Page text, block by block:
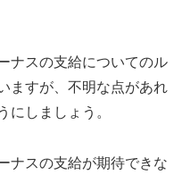
ナスの支給についてのル
ますが、不明な点があれ
にしましょう。
ナスの支給が期待できな